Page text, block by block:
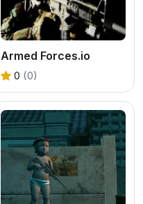
Armed Forces.io
0 (0)